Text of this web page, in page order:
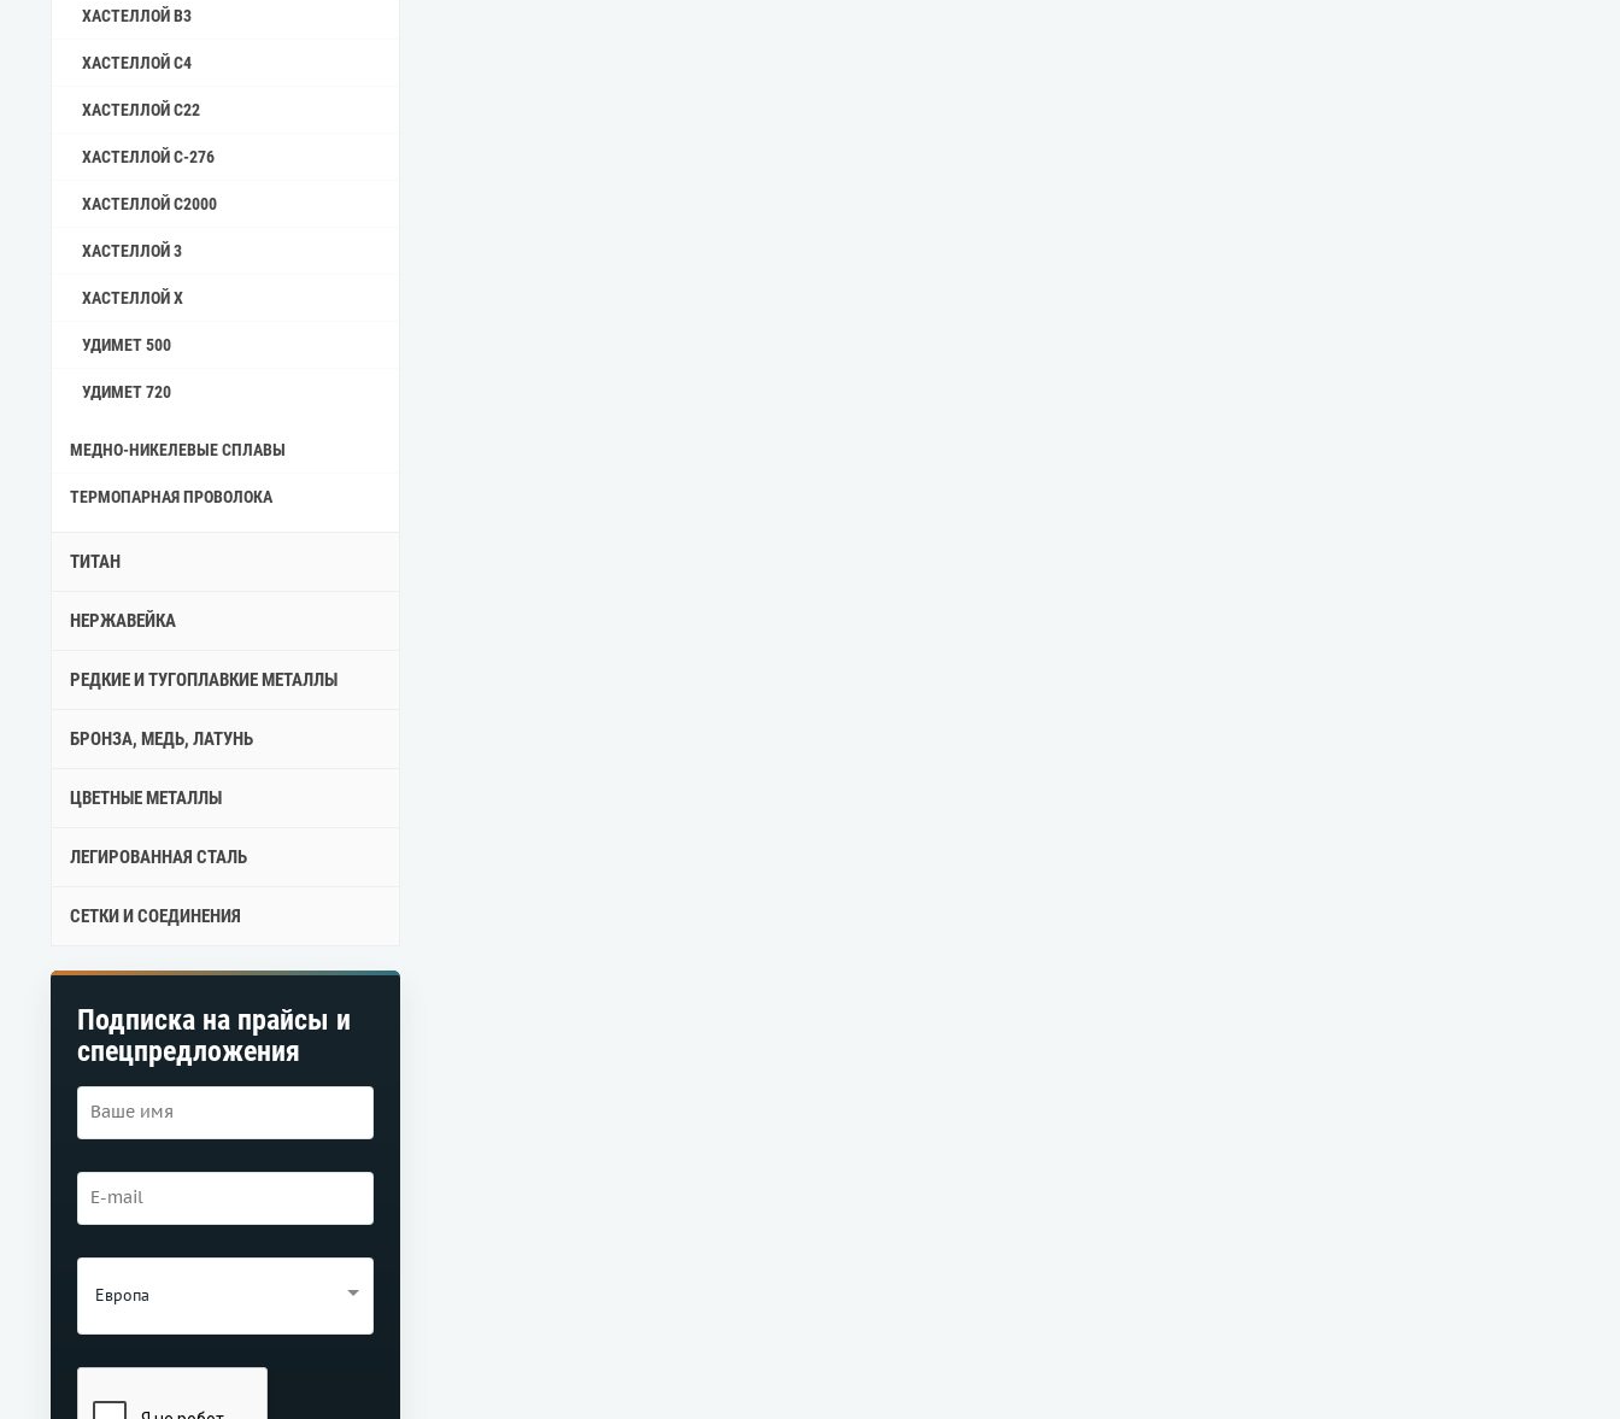
ХАСТЕЛЛОЙ B3
ХАСТЕЛЛОЙ C4
ХАСТЕЛЛОЙ C22
ХАСТЕЛЛОЙ C-276
ХАСТЕЛЛОЙ C2000
ХАСТЕЛЛОЙ 3
ХАСТЕЛЛОЙ X
УДИМЕТ 500
УДИМЕТ 720
МЕДНО-НИКЕЛЕВЫЕ СПЛАВЫ
ТЕРМОПАРНАЯ ПРОВОЛОКА
ТИТАН
НЕРЖАВЕЙКА
РЕДКИЕ И ТУГОПЛАВКИЕ МЕТАЛЛЫ
БРОНЗА, МЕДЬ, ЛАТУНЬ
ЦВЕТНЫЕ МЕТАЛЛЫ
ЛЕГИРОВАННАЯ СТАЛЬ
СЕТКИ И СОЕДИНЕНИЯ
Подписка на прайсы и
спецпредложения
Европа